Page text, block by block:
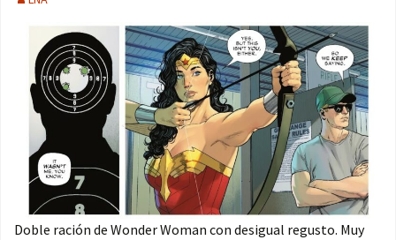
Doble ración de Wonder Woman con desigual regusto. Muy